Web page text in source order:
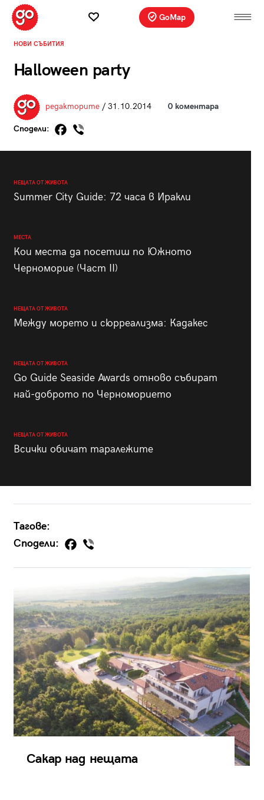
GoMap
НОВИ СЪБИТИЯ
Halloween party
редакторите/ 31.10.2014 0 коментара
Сподели:
НЕЩАТА ОТ ЖИВОТА
Summer City Guide: 72 часа в Иракли
МЕСТА
Кои места да посетиш по Южното
Черноморие (Част II)
НЕЩАТА ОТ ЖИВОТА
Между морето и сюрреализма: Кадакес
НЕЩАТА ОТ ЖИВОТА
Go Guide Seaside Awards отново събират
най-доброто по Черноморието
НЕЩАТА ОТ ЖИВОТА
Всички обичат таралежите
Тагове:
Сподели:
Сакар над нещата